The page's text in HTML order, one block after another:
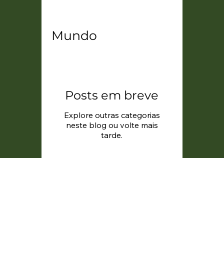
Mundo
Posts em breve
Explore outras categorias
neste blog ou volte mais
tarde.